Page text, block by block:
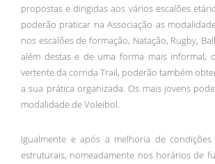
propostas e dirigidas aos vários escalões
poderão praticar na Associação as
nos escalões de formação, Natação, Rugby,
além destas e de uma forma mais informal,
vertente da corrida Trail, poderão também
a sua prática organizada. Os mais jovens
modalidade de Voleibol.
Igualmente e após a melhoria de
estruturais, nomeadamente nos horários de